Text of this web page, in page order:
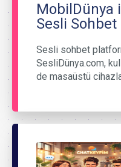
MobilDünya
Sesli Sohbet
Sesli sohbet
SesliDünya.com,
de masaüstü